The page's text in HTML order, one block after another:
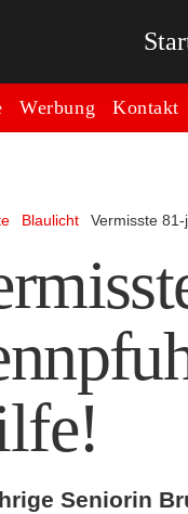
Werbung Kontakt
Blaulicht Vermisste
Seniorin